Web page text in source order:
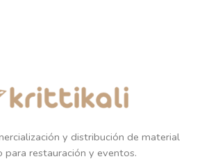
y distribución de material
para restauración y eventos.